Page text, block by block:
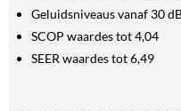
Geluidsniveaus vanaf 30
SCOP waardes tot 4,04
SEER waardes tot 6,49